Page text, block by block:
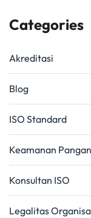
Categories
Akreditasi
Blog
ISO Standard
Keamanan Pangan
Konsultan ISO
Legalitas